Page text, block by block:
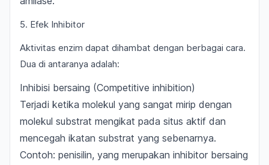
5. Efek Inhibitor
Aktivitas enzim dapat dihambat dengan berbagai cara.
Dua di antaranya adalah:
Inhibisi bersaing (Competitive inhibition)
Terjadi ketika molekul yang sangat mirip dengan
molekul substrat mengikat pada situs aktif dan
mencegah ikatan substrat yang sebenarnya.
Contoh: penisilin, yang merupakan inhibitor bersaing